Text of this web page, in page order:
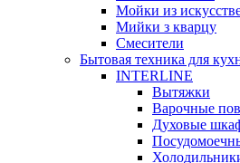
Мойки из
Мийки з кварцу
Смесители
Бытовая техника для
INTERLINE
Вытяжки
Варочные
Духовые